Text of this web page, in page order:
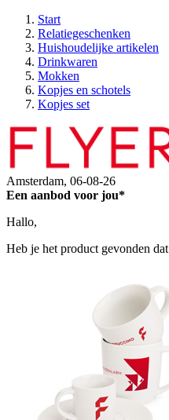
Start
Relatiegeschenken
Huishoudelijke artikelen
Drinkwaren
Mokken
Kopjes en schotels
Kopjes set
Amsterdam, 06-08-26
Een aanbod voor jou*
Hallo,
Heb je het product gevonden